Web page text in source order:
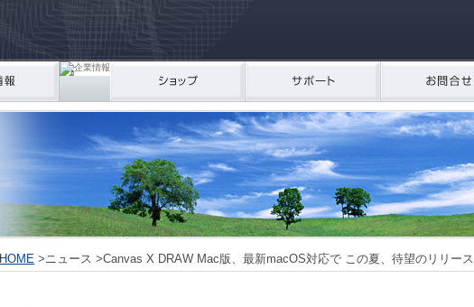
HOME >ニュース >Canvas X DRAW Mac版、最新macOS対応で この夏、待望のリリース